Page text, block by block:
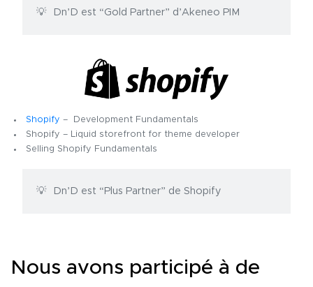
Dn’D est “Gold Partner” d’Akeneo PIM
Shopify – Development Fundamentals
Shopify – Liquid storefront for theme developer
Selling Shopify Fundamentals
Dn’D est “Plus Partner” de Shopify
Nous avons participé à de